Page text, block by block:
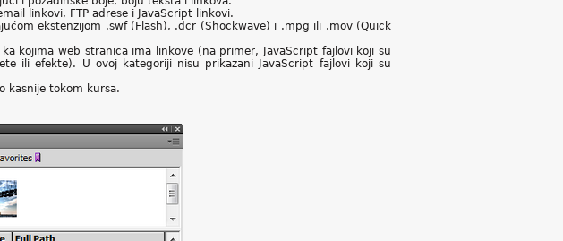
linkovi, FTP adrese i JavaScript linkovi.
ekstenzijom .swf (Flash), .dcr (Shockwave) i .mpg ili .mov (Quick
kojima web stranica ima linkove (na primer, JavaScript fajlovi koji su
ili efekte). U ovoj kategoriji nisu prikazani JavaScript fajlovi koji su
kasnije tokom kursa.